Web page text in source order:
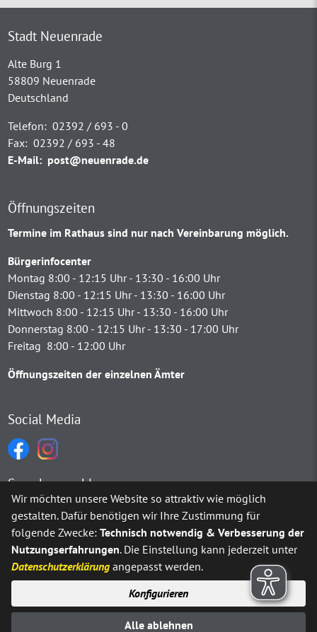
Stadt Neuenrade
Alte Burg 1
58809 Neuenrade
Deutschland
Telefon: 02392 / 693 - 0
Fax: 02392 / 693 - 48
E-Mail: post@neuenrade.de
Öffnungszeiten
Termine im Rathaus sind nur nach Vereinbarung möglich.
Bürgerinfocenter
Montag 8:00 - 12:15 Uhr - 13:30 - 16:00 Uhr
Dienstag 8:00 - 12:15 Uhr - 13:30 - 16:00 Uhr
Mittwoch 8:00 - 12:15 Uhr - 13:30 - 16:00 Uhr
Donnerstag 8:00 - 12:15 Uhr - 13:30 - 17:00 Uhr
Freitag 8:00 - 12:00 Uhr
Öffnungszeiten der einzelnen Ämter
Social Media
Sprachauswahl
Möchten Sie vonGoogle Translate bereitgestellte externe
Ja Immer
Impressum Datenschutz
Wir möchten unsere Website so attraktiv wie möglich
gestalten. Dafür benötigen wir Ihre Zustimmung für
folgende Zwecke:Technisch notwendig & Verbesserung der
Nutzungserfahrungen. Die Einstellung kann jederzeit unter
Datenschutzerklärung angepasst werden.
Konfigurieren
Alle ablehnen